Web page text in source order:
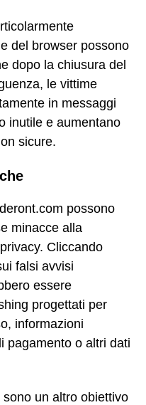
del browser possono
dopo la chiusura del
le vittime
in messaggi
inutile e aumentano
sicure.
possono
minacce alla
Cliccando
falsi avvisi
essere
progettati per
informazioni
pagamento o altri dati
un altro obiettivo